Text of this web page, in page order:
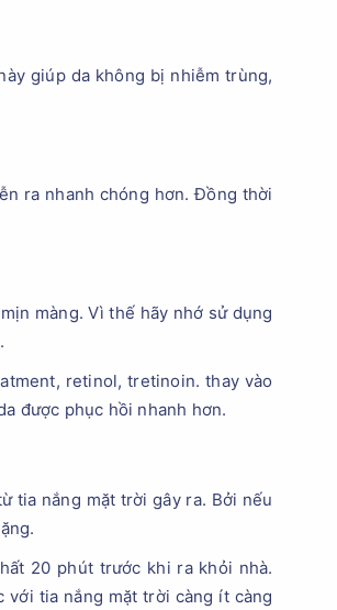
giúp da không bị nhiễm trùng,
ra nhanh chóng hơn. Đồng thời
màng. Vì thế hãy nhớ sử dụng
retinol, tretinoin. thay vào
được phục hồi nhanh hơn.
tia nắng mặt trời gây ra. Bởi nếu
20 phút trước khi ra khỏi nhà.
với tia nắng mặt trời càng ít càng